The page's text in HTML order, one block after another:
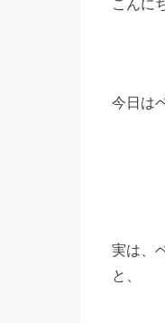
こんに
今日は
実は、
と、